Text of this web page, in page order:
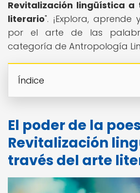
Revitalización lingüística
literario". ¡Explora, aprende
por el arte de las
categoría de Antropología
Índice
El poder de la
Revitalización
través del arte